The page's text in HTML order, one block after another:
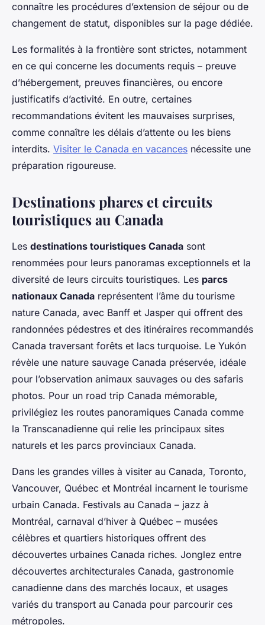
connaître les procédures d’extension de séjour ou de
changement de statut, disponibles sur la page dédiée.
Les formalités à la frontière sont strictes, notamment
en ce qui concerne les documents requis – preuve
d’hébergement, preuves financières, ou encore
justificatifs d’activité. En outre, certaines
recommandations évitent les mauvaises surprises,
comme connaître les délais d’attente ou les biens
interdits. Visiter le Canada en vacances nécessite une
préparation rigoureuse.
Destinations phares et circuits
touristiques au Canada
Les destinations touristiques Canada sont
renommées pour leurs panoramas exceptionnels et la
diversité de leurs circuits touristiques. Les parcs
nationaux Canada représentent l’âme du tourisme
nature Canada, avec Banff et Jasper qui offrent des
randonnées pédestres et des itinéraires recommandés
Canada traversant forêts et lacs turquoise. Le Yukón
révèle une nature sauvage Canada préservée, idéale
pour l’observation animaux sauvages ou des safaris
photos. Pour un road trip Canada mémorable,
privilégiez les routes panoramiques Canada comme
la Transcanadienne qui relie les principaux sites
naturels et les parcs provinciaux Canada.
Dans les grandes villes à visiter au Canada, Toronto,
Vancouver, Québec et Montréal incarnent le tourisme
urbain Canada. Festivals au Canada – jazz à
Montréal, carnaval d’hiver à Québec – musées
célèbres et quartiers historiques offrent des
découvertes urbaines Canada riches. Jonglez entre
découvertes architecturales Canada, gastronomie
canadienne dans des marchés locaux, et usages
variés du transport au Canada pour parcourir ces
métropoles.